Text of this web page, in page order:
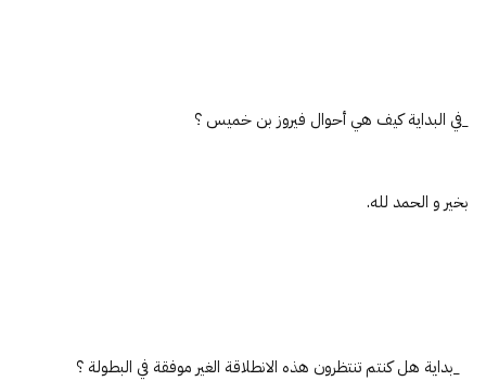
_في البداية كيف هي أحوال فيروز بن خميس ؟
بخير و الحمد لله.
_بداية هل كنتم تنتظرون هذه الانطلاقة الغير موفقة في البطولة ؟